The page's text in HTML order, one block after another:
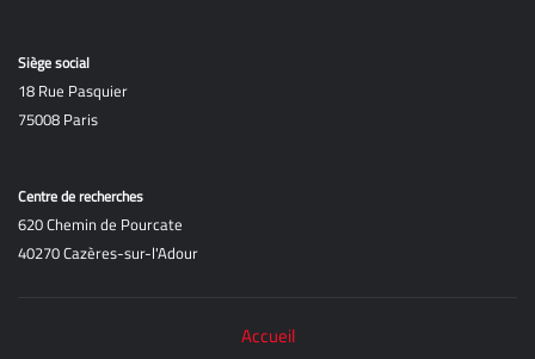
Siège social
18 Rue Pasquier
75008 Paris
Centre de recherches
620 Chemin de Pourcate
40270 Cazères-sur-l'Adour
Accueil